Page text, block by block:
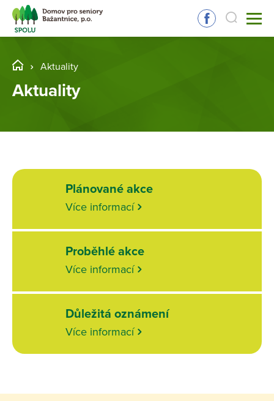
Aktuality
Aktuality
Plánované akce
Více informací
Proběhlé akce
Více informací
Důležitá oznámení
Více informací